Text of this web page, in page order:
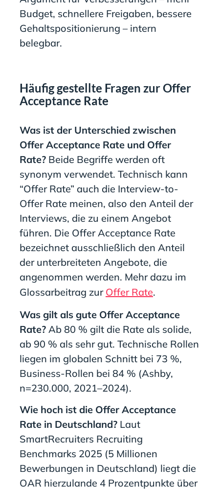
Budget, schnellere Freigaben, bessere
Gehaltspositionierung – intern
belegbar.
Häufig gestellte Fragen zur Offer
Acceptance Rate
Was ist der Unterschied zwischen
Offer Acceptance Rate und Offer
Rate? Beide Begriffe werden oft
synonym verwendet. Technisch kann
“Offer Rate” auch die Interview-to-
Offer Rate meinen, also den Anteil der
Interviews, die zu einem Angebot
führen. Die Offer Acceptance Rate
bezeichnet ausschließlich den Anteil
der unterbreiteten Angebote, die
angenommen werden. Mehr dazu im
Glossarbeitrag zur Offer Rate.
Was gilt als gute Offer Acceptance
Rate? Ab 80 % gilt die Rate als solide,
ab 90 % als sehr gut. Technische Rollen
liegen im globalen Schnitt bei 73 %,
Business-Rollen bei 84 % (Ashby,
n=230.000, 2021–2024).
Wie hoch ist die Offer Acceptance
Rate in Deutschland? Laut
SmartRecruiters Recruiting
Benchmarks 2025 (5 Millionen
Bewerbungen in Deutschland) liegt die
OAR hierzulande 4 Prozentpunkte über